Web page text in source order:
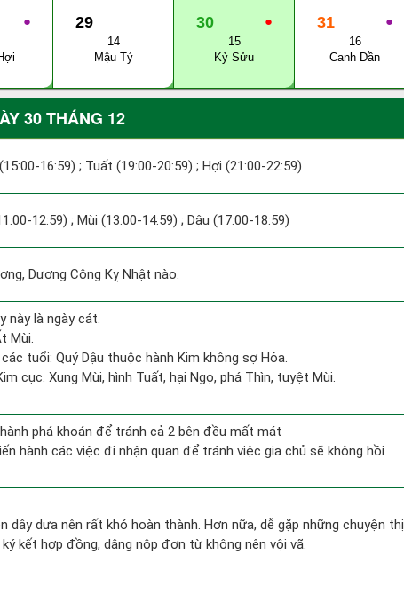
● 29
14
Mậu Tý
●
30
15
Kỷ Sửu
●
31
16
Canh Dần
30 THÁNG 12
16:59) ; Tuất (19:00-20:59) ; Hợi (21:00-22:59)
12:59) ; Mùi (13:00-14:59) ; Dậu (17:00-18:59)
Dương Công Kỵ Nhật nào.
này là ngày cát.
Mùi.
tuổi: Quý Dậu thuộc hành Kim không sợ Hỏa.
cục. Xung Mùi, hình Tuất, hại Ngọ, phá Thìn, tuyệt Mùi.
phá khoán để tránh cả 2 bên đều mất mát
hành các việc đi nhận quan để tránh việc gia chủ sẽ không hồi
dây dưa nên rất khó hoàn thành. Hơn nữa, dễ gặp những chuyện thị
kết hợp đồng, dâng nộp đơn từ không nên vội vã.